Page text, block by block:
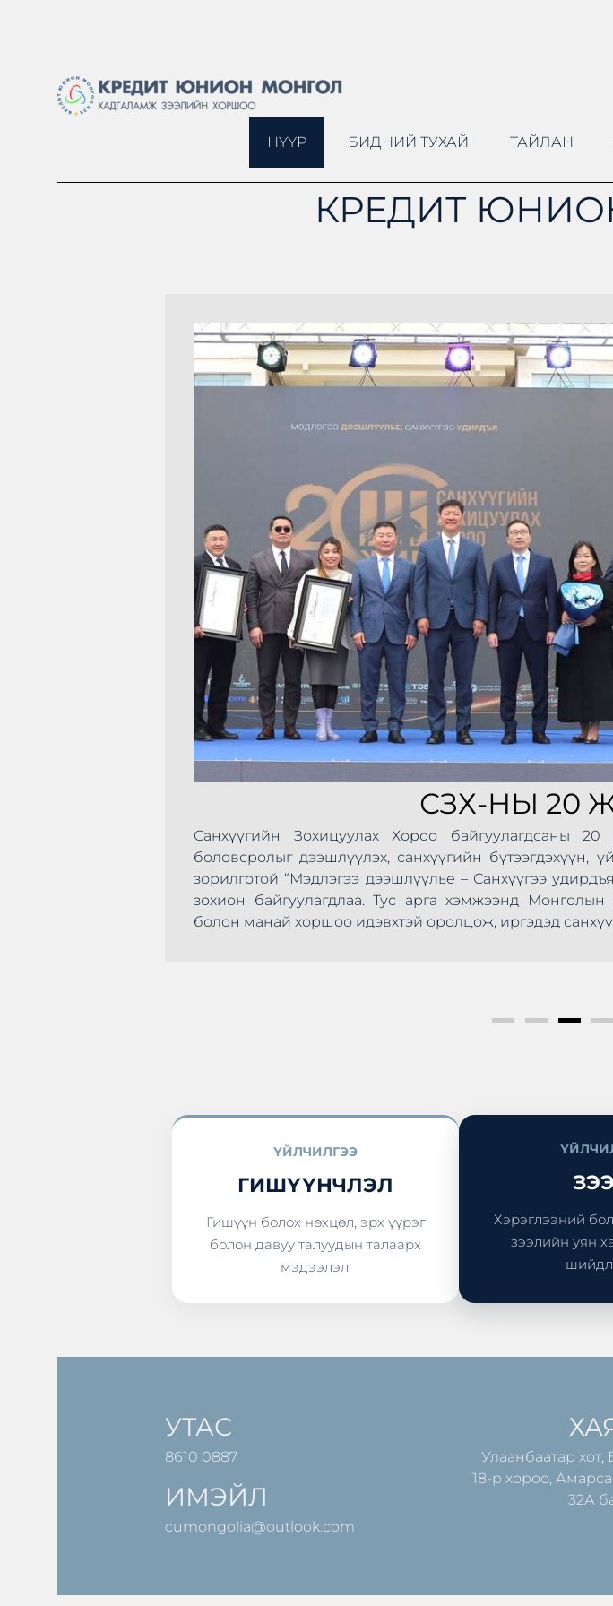
НҮҮР БИДНИЙ ТУХАЙ ТАЙЛАН
КРЕДИТ
СЗХ-НЫ 20
Санхүүгийн Зохицуулах Хороо байгуулагдсаны
боловсролыг дээшлүүлэх, санхүүгийн бүтээгдэхүүн,
зорилготой “Мэдлэгээ дээшлүүлье – Санхүүгээ
зохион байгуулагдлаа. Тус арга хэмжээнд
болон манай хоршоо идэвхтэй оролцож, иргэдэд
ҮЙЛЧИЛГЭЭ
ГИШҮҮНЧЛЭЛ
Гишүүн болох нөхцөл, эрх үүрэг
болон давуу талуудын талаарх
мэдээлэл.
Хэрэглээний
зээлийн уян
УТАС
8610 0887
ИМЭЙЛ
cumongolia@outlook.com
Улаанбаатар хот,
18-р хороо,
32А